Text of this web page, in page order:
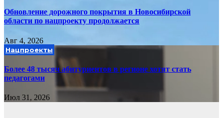
Обновление дорожного покрытия в Новосибирской
области по нацпроекту продолжается
Авг 4, 2026
Нацпроекты
Более 48 тысяч абитуриентов в регионе хотят стать
педагогами
Июл 31, 2026